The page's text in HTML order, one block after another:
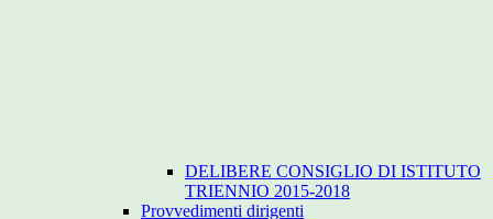
DELIBERE CONSIGLIO DI ISTITUTO
TRIENNIO 2015-2018
Provvedimenti dirigenti